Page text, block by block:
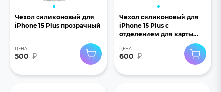
Чехол силиконовый для
iPhone 15 Plus прозрачный
ЦЕНА
500 ₽
Чехол силиконовый для
iPhone 15 Plus с
отделением для карты
ЦЕНА
600 ₽